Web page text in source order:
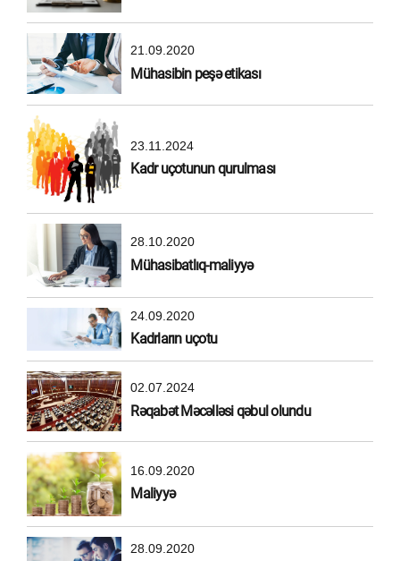
21.09.2020
Mühasibin peşə etikası
23.11.2024
Kadr uçotunun qurulması
28.10.2020
Mühasibatlıq-maliyyə
24.09.2020
Kadrların uçotu
02.07.2024
Rəqabət Məcəlləsi qəbul olundu
16.09.2020
Maliyyə
28.09.2020